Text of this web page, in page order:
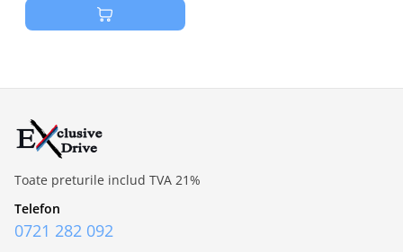
Toate preturile includ TVA 21%
Telefon
0721 282 092